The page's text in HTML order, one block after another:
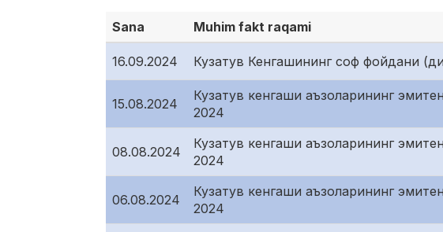
Sana Muhim fakt raqami
16.09.2024 Кузатув Кенгашининг соф фойдани
15.08.2024
Кузатув кенгаши аъзоларининг
2024
08.08.2024
Кузатув кенгаши аъзоларининг
2024
06.08.2024
Кузатув кенгаши аъзоларининг
2024